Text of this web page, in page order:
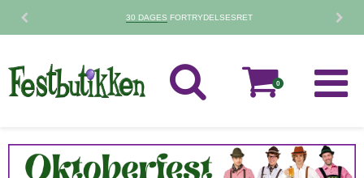
30 DAGES FORTRYDELSESRET
0